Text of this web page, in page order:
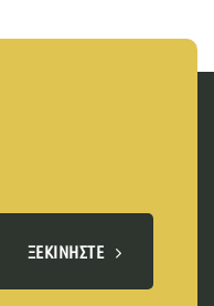
ΞΕΚΙΝΉΣΤΕ